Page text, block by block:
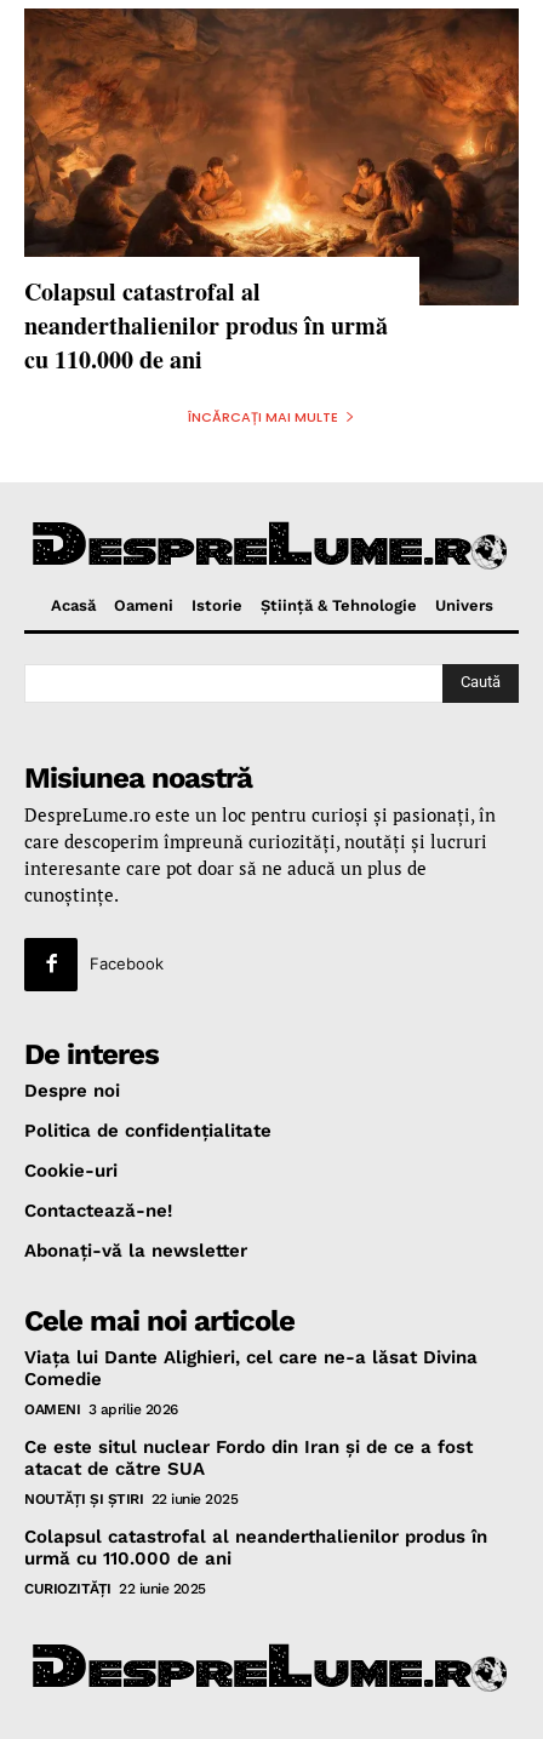
Colapsul catastrofal al
neanderthalienilor produs în urmă
cu 110.000 de ani
ÎNCĂRCAȚI MAI MULTE
Acasă Oameni Istorie Ştiinţă & Tehnologie Univers
Caută
Misiunea noastră
DespreLume.ro este un loc pentru curioşi şi pasionaţi, în
care descoperim împreună curiozităţi, noutăţi şi lucruri
interesante care pot doar să ne aducă un plus de
cunoştinţe.
Facebook
De interes
Despre noi
Politica de confidenţialitate
Cookie-uri
Contactează-ne!
Abonaţi-vă la newsletter
Cele mai noi articole
Viața lui Dante Alighieri, cel care ne-a lăsat Divina
Comedie
OAMENI 3 aprilie 2026
Ce este situl nuclear Fordo din Iran și de ce a fost
atacat de către SUA
NOUTĂŢI ŞI ŞTIRI 22 iunie 2025
Colapsul catastrofal al neanderthalienilor produs în
urmă cu 110.000 de ani
CURIOZITĂŢI 22 iunie 2025